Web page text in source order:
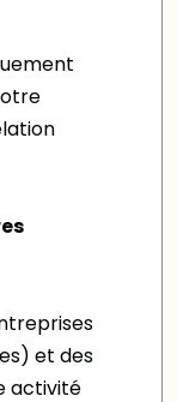
et des
activité